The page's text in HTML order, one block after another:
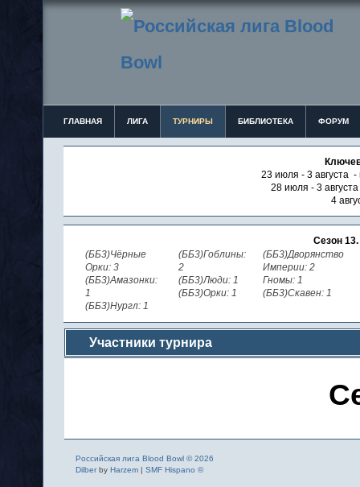
ГЛАВНАЯ ЛИГА ТУРНИРЫ БИБЛИОТЕКА ФОРУМ
23 июля - 3 августа -
28 июля - 3
4
Сезон 13.
(ББ3)Чёрные
Орки: 3
(ББ3)Амазонки:
1
(ББ3)Нургл: 1
(ББ3)Гоблины:
2
(ББ3)Люди: 1
(ББ3)Орки: 1
(ББ3)Дворянство
Империи: 2
Гномы: 1
(ББ3)Скавен: 1
Участники турнира
Российская лига Blood Bowl © 2026
Dilberby Harzem| SMF Hispano ©